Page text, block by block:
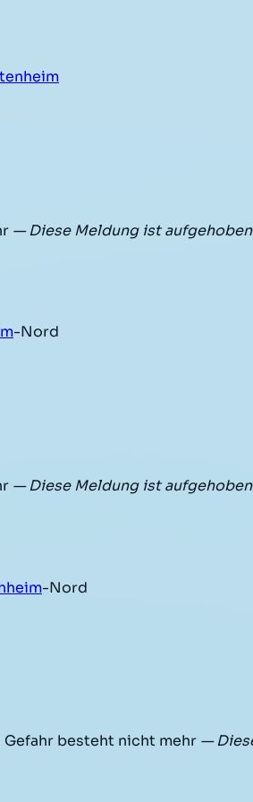
— Diese Meldung ist
-Nord
— Diese Meldung ist
-Nord
besteht nicht mehr —